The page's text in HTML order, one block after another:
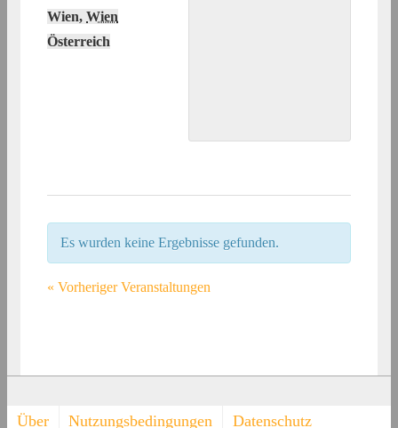
Wien, Wien
Österreich
Es wurden keine Ergebnisse gefunden.
« Vorheriger Veranstaltungen
Über Nutzungsbedingungen Datenschutz